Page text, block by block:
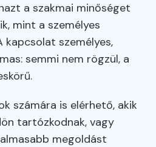
a szakmai minőséget
mint a személyes
kapcsolat személyes,
semmi nem rögzül, a
számára is elérhető, akik
tartózkodnak, vagy
megoldást